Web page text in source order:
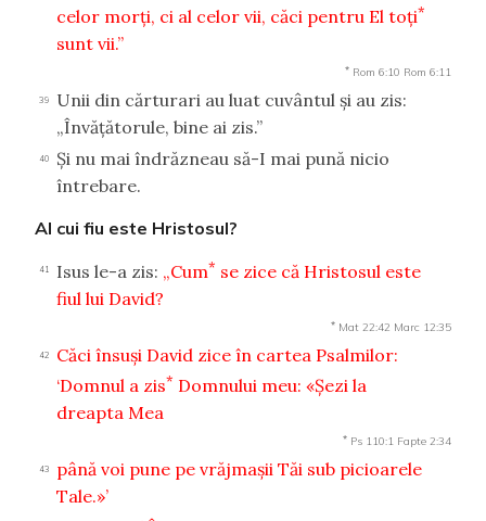
celor morţi, ci al celor vii, căci pentru El toţi*
sunt vii.”
* Rom 6:10 Rom 6:11
39
Unii din cărturari au luat cuvântul şi au zis:
„Învăţătorule, bine ai zis.”
40
Şi nu mai îndrăzneau să-I mai pună nicio
întrebare.
Al cui fiu este Hristosul?
41 Isus le-a zis: „Cum* se zice că Hristosul este
fiul lui David?
* Mat 22:42 Marc 12:35
42
Căci însuşi David zice în cartea Psalmilor:
‘Domnul a zis* Domnului meu: «Şezi la
dreapta Mea
* Ps 110:1 Fapte 2:34
43
până voi pune pe vrăjmaşii Tăi sub picioarele
Tale.»’